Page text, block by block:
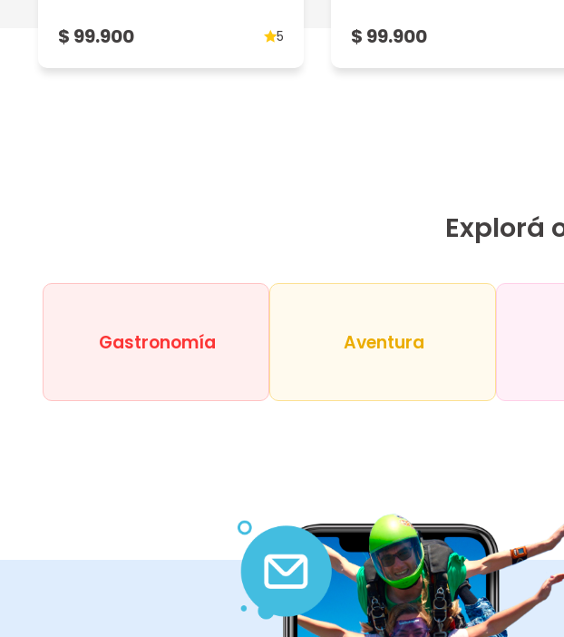
$ 99.900 5 $ 99.900
Explorá
Gastronomía Aventura